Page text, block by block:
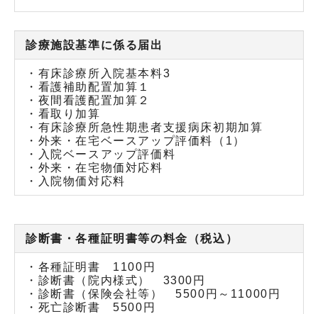
診療施設基準に係る届出
・有床診療所入院基本料3
・看護補助配置加算１
・夜間看護配置加算２
・看取り加算
・有床診療所急性期患者支援病床初期加算
・外来・在宅ベースアップ評価料（1）
・入院ベースアップ評価料
・外来・在宅物価対応料
・入院物価対応料
診断書・各種証明書等の料金（税込）
・各種証明書 1100円
・診断書（院内様式） 3300円
・診断書（保険会社等） 5500円～11000円
・死亡診断書 5500円